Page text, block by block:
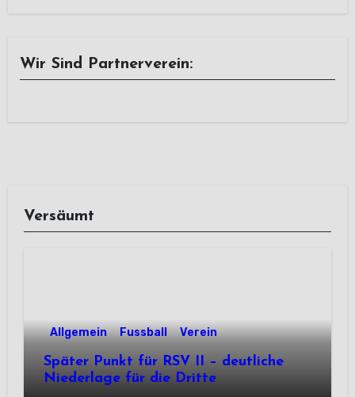
Wir Sind Partnerverein:
Versäumt
Allgemein Fussball Verein
Später Punkt für RSV II – deutliche
Niederlage für die Dritte